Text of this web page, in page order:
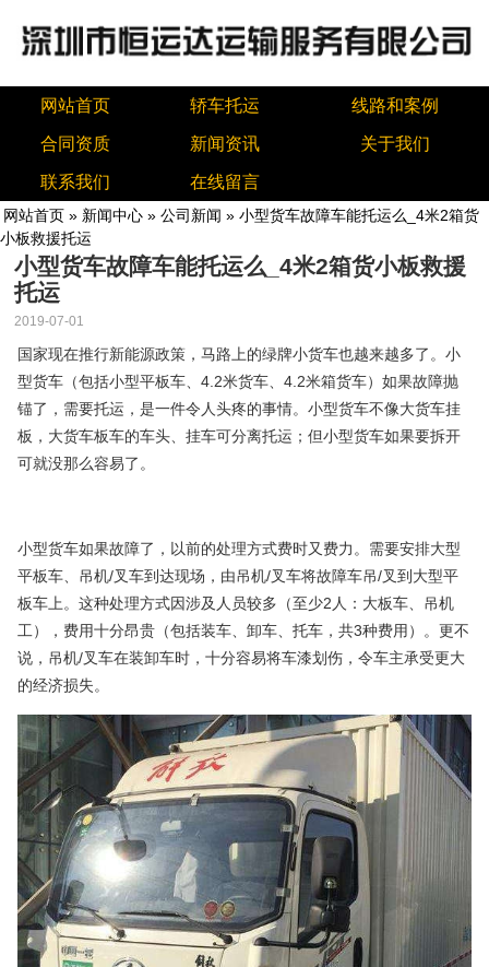
网站首页 轿车托运 线路和案例
合同资质 新闻资讯 关于我们
联系我们 在线留言
网站首页 » 新闻中心 » 公司新闻 » 小型货车故障车能托运么_4米2箱货
小板救援托运
小型货车故障车能托运么_4米2箱货小板救援
托运
2019-07-01
国家现在推行新能源政策，马路上的绿牌小货车也越来越多了。小
型货车（包括小型平板车、4.2米货车、4.2米箱货车）如果故障抛
锚了，需要托运，是一件令人头疼的事情。小型货车不像大货车挂
板，大货车板车的车头、挂车可分离托运；但小型货车如果要拆开
可就没那么容易了。
小型货车如果故障了，以前的处理方式费时又费力。需要安排大型
平板车、吊机/叉车到达现场，由吊机/叉车将故障车吊/叉到大型平
板车上。这种处理方式因涉及人员较多（至少2人：大板车、吊机
工），费用十分昂贵（包括装车、卸车、托车，共3种费用）。更不
说，吊机/叉车在装卸车时，十分容易将车漆划伤，令车主承受更大
的经济损失。